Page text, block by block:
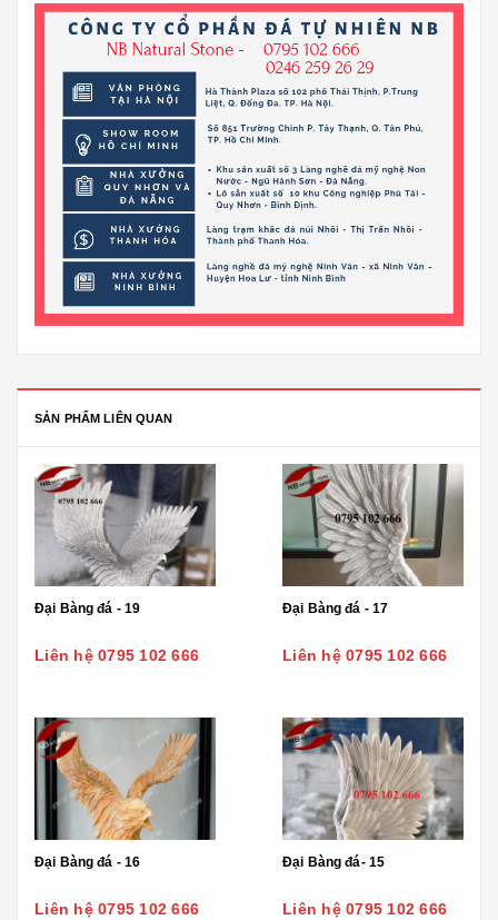
SẢN PHẨM LIÊN QUAN
Đại Bàng đá - 19
Liên hệ 0795 102 666
Đại Bàng đá - 17
Liên hệ 0795 102 666
Đại Bàng đá - 16
Liên hệ 0795 102 666
Đại Bàng đá- 15
Liên hệ 0795 102 666